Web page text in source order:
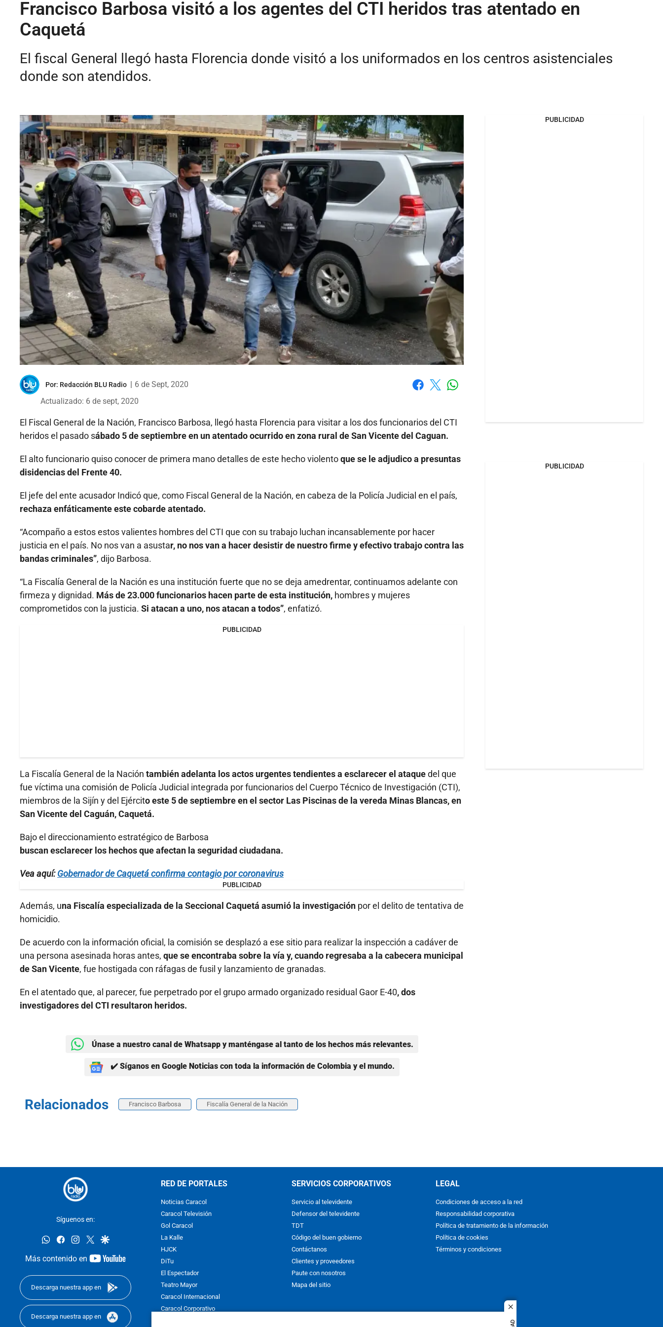
close
Francisco Barbosa visitó a los agentes del CTI heridos tras atentado en
Caquetá
El fiscal General llegó hasta Florencia donde visitó a los uniformados en los centros asistenciales
donde son atendidos.
Por: Redacción BLU Radio
6 de Sept, 2020
Actualizado: 6 de sept, 2020
El Fiscal General de la Nación, Francisco Barbosa, llegó hasta Florencia para visitar a los dos funcionarios del CTI
heridos el pasado sábado 5 de septiembre en un atentado ocurrido en zona rural de San Vicente del Caguan.
El alto funcionario quiso conocer de primera mano detalles de este hecho violentoque se le adjudico a presuntas
disidencias del Frente 40.
El jefe del ente acusador Indicó que, como Fiscal General de la Nación, en cabeza de la Policía Judicial en el país,
rechaza enfáticamente este cobarde atentado.
“Acompaño a estos estos valientes hombres del CTI que con su trabajo luchan incansablemente por hacer
justicia en el país. No nos van a asustar, no nos van a hacer desistir de nuestro firme y efectivo trabajo contra las
bandas criminales”, dijo Barbosa.
“La Fiscalía General de la Nación es una institución fuerte que no se deja amedrentar, continuamos adelante con
firmeza y dignidad. Más de 23.000 funcionarios hacen parte de esta institución, hombres y mujeres
comprometidos con la justicia. Si atacan a uno, nos atacan a todos”, enfatizó.
PUBLICIDAD
La Fiscalía General de la Nación también adelanta los actos urgentes tendientes a esclarecer el ataquedel que
fue víctima una comisión de Policía Judicial integrada por funcionarios del Cuerpo Técnico de Investigación (CTI),
miembros de la Sijín y del Ejército este 5 de septiembre en el sector Las Piscinas de la vereda Minas Blancas, en
San Vicente del Caguán, Caquetá.
Bajo el direccionamiento estratégico de Barbosa
buscan esclarecer los hechos que afectan la seguridad ciudadana.
Vea aquí:Gobernador de Caquetá confirma contagio por coronavirus
PUBLICIDAD
Además, una Fiscalía especializada de la Seccional Caquetá asumió la investigación por el delito de tentativa de
homicidio.
De acuerdo con la información oficial, la comisión se desplazó a ese sitio para realizar la inspección a cadáver de
una persona asesinada horas antes, que se encontraba sobre la vía y, cuando regresaba a la cabecera municipal
de San Vicente, fue hostigada con ráfagas de fusil y lanzamiento de granadas.
En el atentado que, al parecer, fue perpetrado por el grupo armado organizado residual Gaor E-40, dos
investigadores del CTI resultaron heridos.
Únase a nuestro canal de Whatsapp y manténgase al tanto de los hechos más relevantes.
✔️ Síganos en Google Noticias con toda la información de Colombia y el mundo.
Relacionados Francisco Barbosa Fiscalía General de la Nación
PUBLICIDAD
PUBLICIDAD
Síguenos en:
whatsappfacebookinstagram
twittergoogle
Más contenido en
youtube-
Descarga nuestra app en
Descarga nuestra app en
RED DE PORTALES
Noticias Caracol
Caracol Televisión
Gol Caracol
La Kalle
HJCK
DiTu
El Espectador
Teatro Mayor
Caracol Internacional
Caracol Corporativo
SERVICIOS CORPORATIVOS
Servicio al televidente
Defensor del televidente
TDT
Código del buen gobierno
Contáctanos
Clientes y proveedores
Paute con nosotros
Mapa del sitio
LEGAL
Condiciones de acceso a la red
Responsabilidad corporativa
Política de tratamiento de la información
Política de cookies
Términos y condiciones